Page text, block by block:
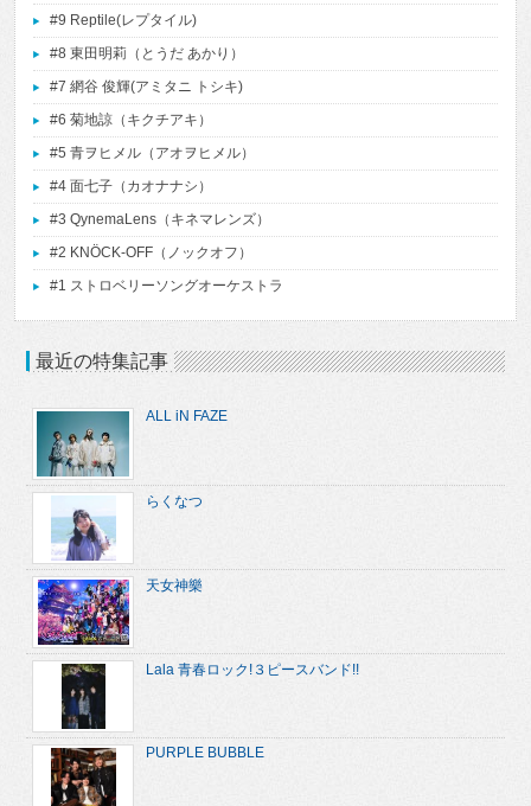
#9 Reptile(レプタイル)
#8 東田明莉（とうだ あかり）
#7 網谷 俊輝(アミタニ トシキ)
#6 菊地諒（キクチアキ）
#5 青ヲヒメル（アオヲヒメル）
#4 面七子（カオナナシ）
#3 QynemaLens（キネマレンズ）
#2 KNÖCK-OFF（ノックオフ）
#1 ストロベリーソングオーケストラ
最近の特集記事
ALL iN FAZE
らくなつ
天女神樂
Lala 青春ロック!３ピースバンド!!
PURPLE BUBBLE